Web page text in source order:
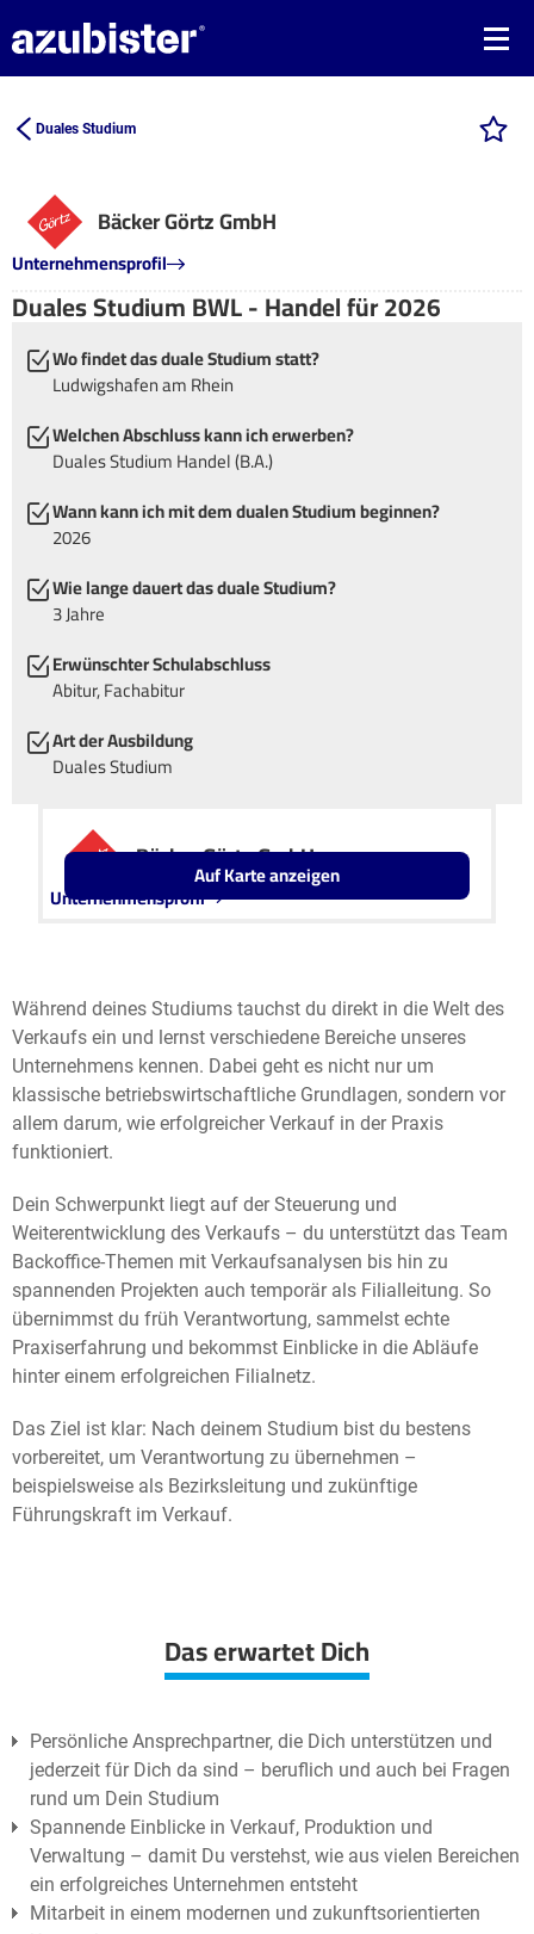
Duales Studium
Bäcker Görtz GmbH
Unternehmensprofil
Duales Studium BWL - Handel für 2026
Wo findet das duale Studium statt?
Ludwigshafen am Rhein
Welchen Abschluss kann ich erwerben?
Duales Studium Handel (B.A.)
Wann kann ich mit dem dualen Studium beginnen?
2026
Wie lange dauert das duale Studium?
3 Jahre
Erwünschter Schulabschluss
Abitur, Fachabitur
Art der Ausbildung
Duales Studium
Bäcker Görtz GmbH
Unternehmensprofil Leaflet OpenStreetMap2
Auf Karte anzeigen
Während deines Studiums tauchst du direkt in die Welt des
Verkaufs ein und lernst verschiedene Bereiche unseres
Unternehmens kennen. Dabei geht es nicht nur um
klassische betriebswirtschaftliche Grundlagen, sondern vor
allem darum, wie erfolgreicher Verkauf in der Praxis
funktioniert.
Dein Schwerpunkt liegt auf der Steuerung und
Weiterentwicklung des Verkaufs – du unterstützt das Team
Backoffice-Themen mit Verkaufsanalysen bis hin zu
spannenden Projekten auch temporär als Filialleitung. So
übernimmst du früh Verantwortung, sammelst echte
Praxiserfahrung und bekommst Einblicke in die Abläufe
hinter einem erfolgreichen Filialnetz.
Das Ziel ist klar: Nach deinem Studium bist du bestens
vorbereitet, um Verantwortung zu übernehmen –
beispielsweise als Bezirksleitung und zukünftige
Führungskraft im Verkauf.
Das erwartet Dich
Persönliche Ansprechpartner, die Dich unterstützen und
jederzeit für Dich da sind – beruflich und auch bei Fragen
rund um Dein Studium
Spannende Einblicke in Verkauf, Produktion und
Verwaltung – damit Du verstehst, wie aus vielen Bereichen
ein erfolgreiches Unternehmen entsteht
Mitarbeit in einem modernen und zukunftsorientierten